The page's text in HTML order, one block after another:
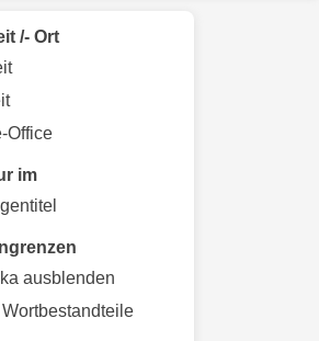
/- Ort
Office
im
ausblenden